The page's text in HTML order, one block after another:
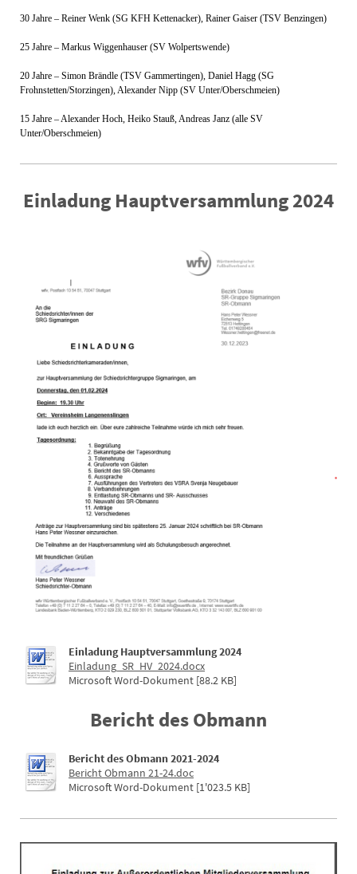
30 Jahre – Reiner Wenk (SG KFH Kettenacker), Rainer Gaiser (TSV Benzingen)
25 Jahre – Markus Wiggenhauser (SV Wolpertswende)
20 Jahre – Simon Brändle (TSV Gammertingen), Daniel Hagg (SG
Frohnstetten/Storzingen), Alexander Nipp (SV Unter/Oberschmeien)
15 Jahre – Alexander Hoch, Heiko Stauß, Andreas Janz (alle SV
Unter/Oberschmeien)
Einladung Hauptversammlung 2024
Einladung Hauptversammlung 2024
Einladung_SR_HV_2024.docx
Microsoft Word-Dokument [88.2 KB]
Bericht des Obmann
Bericht des Obmann 2021-2024
Bericht Obmann 21-24.doc
Microsoft Word-Dokument [1'023.5 KB]